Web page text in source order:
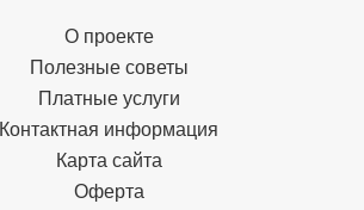
О проекте
Полезные советы
Платные услуги
Контактная информация
Карта сайта
Оферта